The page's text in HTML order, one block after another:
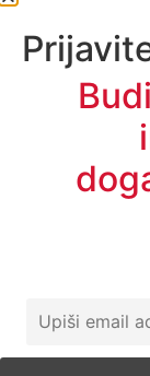
Mnoge
posle
To bi trebalo